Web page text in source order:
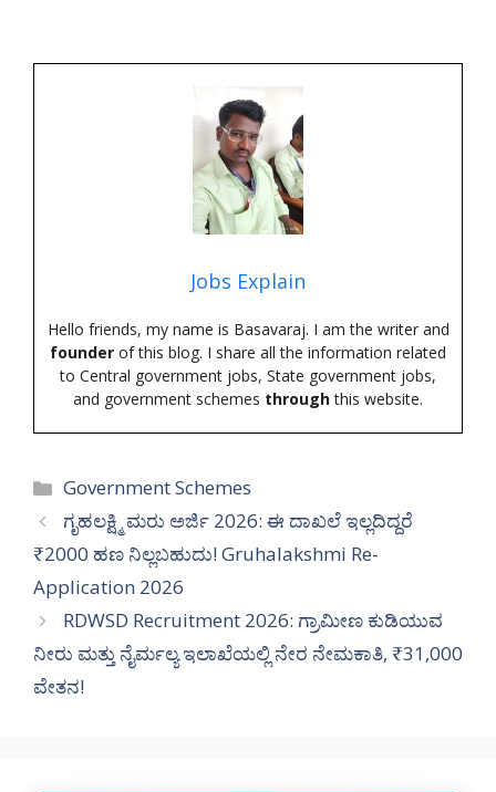
Jobs Explain
Hello friends, my name is Basavaraj. I am the writer and
founder of this blog. I share all the information related
to Central government jobs, State government jobs,
and government schemes throughthis website.
Categories
Government Schemes
ಗೃಹಲಕ್ಷ್ಮಿ ಮರು ಅರ್ಜಿ 2026: ಈ ದಾಖಲೆ ಇಲ್ಲದಿದ್ದರೆ
₹2000 ಹಣ ನಿಲ್ಲಬಹುದು! Gruhalakshmi Re-
Application 2026
RDWSD Recruitment 2026: ಗ್ರಾಮೀಣ ಕುಡಿಯುವ
ನೀರು ಮತ್ತು ನೈರ್ಮಲ್ಯ ಇಲಾಖೆಯಲ್ಲಿ ನೇರ ನೇಮಕಾತಿ, ₹31,000
ವೇತನ!